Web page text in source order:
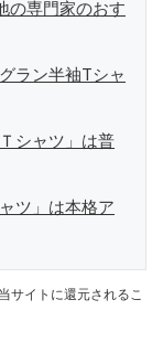
の専門家のおす
ラン半袖Tシャ
シャツ」は普
ツ」は本格ア
サイトに還元されるこ